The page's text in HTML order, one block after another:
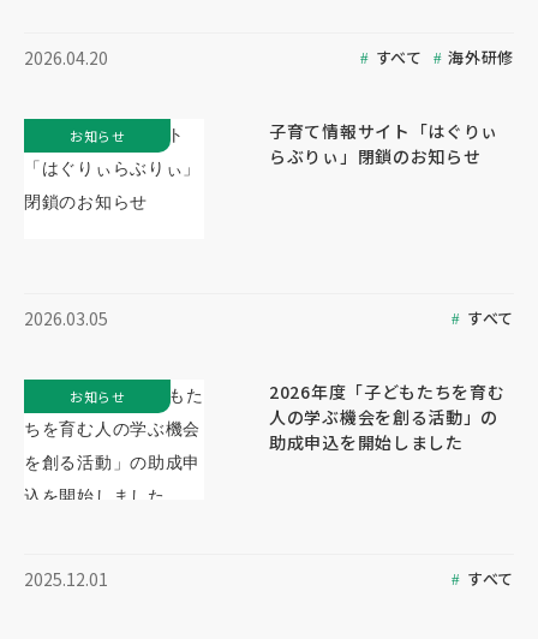
2026.04.20 すべて 海外研修
子育て情報サイト「はぐりぃ
らぶりぃ」閉鎖のお知らせ
2026.03.05 すべて
お知らせ
2026年度「子どもたちを育む
人の学ぶ機会を創る活動」の
助成申込を開始しました
2025.12.01 すべて
お知らせ